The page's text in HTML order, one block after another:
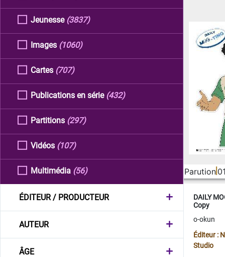
Jeunesse (3837)
Images (1060)
Cartes (707)
Publications en série (432)
Partitions (297)
Vidéos (107)
Multimédia (56)
ÉDITEUR / PRODUCTEUR
AUTEUR
ÂGE
Parution
DAILY
Copy
o-okun
Éditeur :
Studio